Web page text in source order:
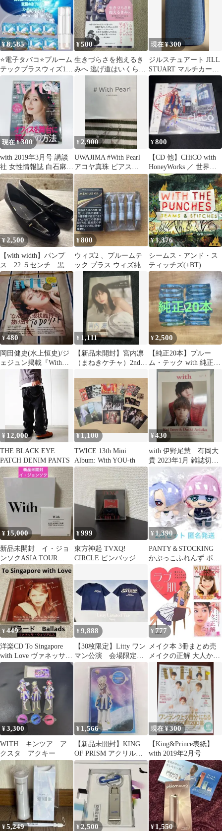
¥8,585
⭐電子タバコ⭐プルーム
テックプラスウィズ10
ｘ8本セット互換スーパ
ーメンソール
¥500
生きづらさを抱えるき
みへ 逃げ道はいくらで
現在 ¥300
ジルスチュアート JILL
STUART マルチカード
ケース DENIM
現在 ¥300
with 2019年3月号 講談
社 女性情報誌 白石麻衣
嵐 伊野尾慧
¥2,900
UWAJIMA #With Pearl
アコヤ真珠 ピアス
SV925
¥800
【CD 他】CHiCO with
HoneyWorks ／ 世界はI
に満ちている
¥2,500
【with width】パンプ
ス 22.５センチ 黒
ウィズウィズ 3E 幅広
¥800
ウィズ2 、プルームテ
ック プラス ウィズ純正
カートリッジ 5本
¥1,376
シームス・アンド・ス
ティッチズ(+BT)
¥480
岡田健史(水上恒史)/ジ
ェジュン掲載『With』
¥ 1,111
【新品未開封】宮内凛
（まねきケチャ）2nd写
¥2,500
【純正20本】プルー
ム・テック with 純正カ
ートリッジ
¥ 12,000
THE BLACK EYE
PATCH DENIM PANTS
¥1,100
TWICE 13th Mini
Album: With YOU-th
¥430
with 伊野尾慧 有岡大
貴 2023年1月 雑誌切り
¥ 15,000
新品未開封 イ・ジョ
ンソクASIA TOUR
STORY With 特典DVD
付
¥999
東方神起 TVXQ!
CIRCLE ピンバッジ
¥1,390
PANTY＆STOCKING
かぷっこふれんず ポリ
エステル ポリウレタン
¥449
洋楽CD To Singapore
with Love ヴァネッサ・
ウィリアムス
¥9,888
【30枚限定】Litty ワン
マン公演 会場限定T
シャツ 缶バッヂ セ
¥ 777
メイク本 3冊まとめ売
メイクの正解 大人かわ
いいメイクの超基本
BOOK ラブ肌
¥3,300
WITH キンツア ア
クスタ アクキー
¥ 1,566
【新品未開封】KING
OF PRISM アクリルス
タンド 夢川ショウゴ
現在 ¥300
【King&Prince表紙】
with 2019年2月号
¥5,249 ¥2,500 ¥1,550